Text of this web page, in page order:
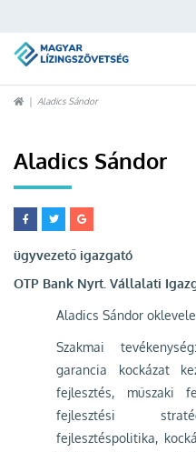
Aladics Sándor
Aladics Sándor
ügyvezető igazgató
OTP Bank Nyrt. Vállalati
Aladics Sándor
Szakmai
garancia kockázat
fejlesztés, műszaki
fejlesztési
fejlesztéspolitika,